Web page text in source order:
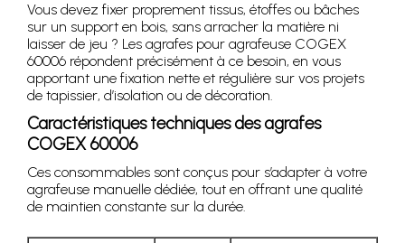
Vous devez fixer proprement tissus, étoffes ou bâches
sur un support en bois, sans arracher la matière ni
laisser de jeu ? Les agrafes pour agrafeuse COGEX
60006 répondent précisément à ce besoin, en vous
apportant une fixation nette et régulière sur vos projets
de tapissier, d’isolation ou de décoration.
Caractéristiques techniques des agrafes
COGEX 60006
Ces consommables sont conçus pour s’adapter à votre
agrafeuse manuelle dédiée, tout en offrant une qualité
de maintien constante sur la durée.